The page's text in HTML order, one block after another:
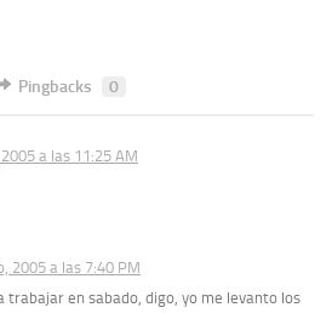
Pingbacks 0
a las 11:25 AM
2005 a las 7:40 PM
trabajar en sabado, digo, yo me levanto los